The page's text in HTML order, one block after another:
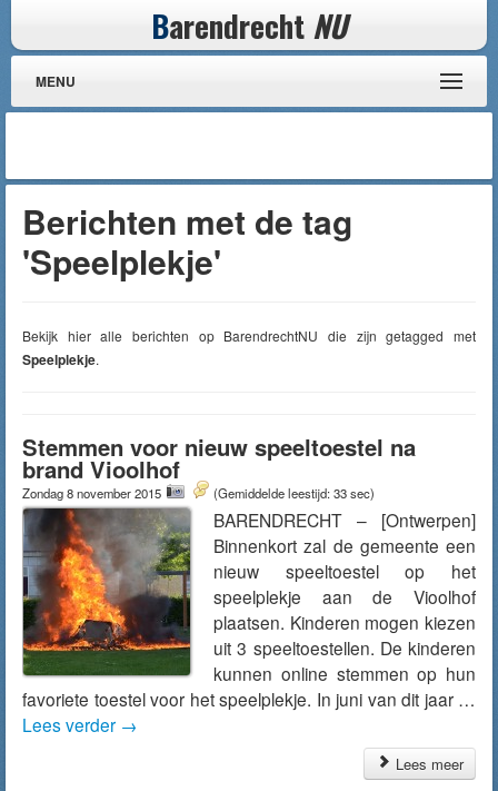
Barendrecht NU
MENU
Berichten met de tag
'Speelplekje'
Bekijk hier alle berichten op BarendrechtNU die zijn getagged met
Speelplekje.
Stemmen voor nieuw speeltoestel na
brand Vioolhof
Zondag 8 november 2015 (Gemiddelde leestijd: 33 sec)
BARENDRECHT – [Ontwerpen]
Binnenkort zal de gemeente een
nieuw speeltoestel op het
speelplekje aan de Vioolhof
plaatsen. Kinderen mogen kiezen
uit 3 speeltoestellen. De kinderen
kunnen online stemmen op hun
favoriete toestel voor het speelplekje. In juni van dit jaar …
Lees verder →
Lees meer